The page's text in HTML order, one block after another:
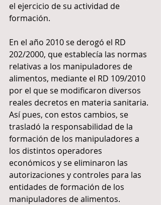
el ejercicio de su actividad de
formación.
En el año 2010 se derogó el RD
202/2000, que establecía las normas
relativas a los manipuladores de
alimentos, mediante el RD 109/2010
por el que se modificaron diversos
reales decretos en materia sanitaria.
Así pues, con estos cambios, se
trasladó la responsabilidad de la
formación de los manipuladores a
los distintos operadores
económicos y se eliminaron las
autorizaciones y controles para las
entidades de formación de los
manipuladores de alimentos.